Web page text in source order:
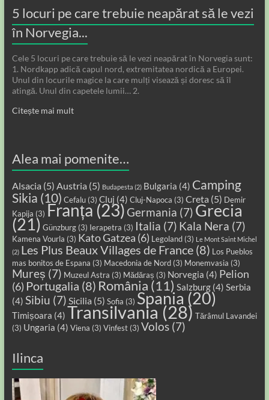
5 locuri pe care trebuie neapărat să le vezi
în Norvegia...
Cele 5 locuri pe care trebuie să le vezi neapărat în Norvegia sunt:
1. Nordkapp adică capul nord, extremitatea nordică a Europei.
Unul din locurile magice la care mulți visează și doresc să îl
atingă. Unul din capetele lumii… 2.
Citește mai mult
Alea mai pomenite…
Alsacia (5) Austria (5) Budapesta (2) Bulgaria (4) Camping
Sikia (10) Cefalu(3) Cluj (4) Cluj-Napoca (3) Creta (5) Demir
Kapija (3) Franța(23) Germania (7) Grecia
(21) Günzburg(3) Ierapetra (3) Italia (7) Kala Nera (7)
Kamena Vourla (3) Kato Gatzea (6) Legoland(3) Le Mont Saint Michel
(2) Les Plus Beaux Villages de France(8) Los Pueblos
mas bonitos de Espana (3) Macedonia de Nord(3) Monemvasia (3)
Mureș (7) Muzeul Astra (3) Mădăraș (3) Norvegia (4) Pelion
(6) Portugalia (8) România (11) Salzburg(4) Serbia
(4) Sibiu (7) Sicilia (5) Sofia (3) Spania (20)
Timișoara (4) Transilvania (28) Tărâmul Lavandei
(3) Ungaria (4) Viena (3) Vinfest(3) Volos(7)
Ilinca